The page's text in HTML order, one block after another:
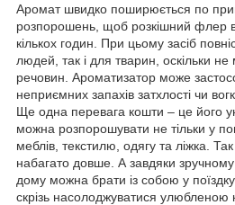
Аромат швидко поширюється по
розпорошень, щоб розкішний флер
кількох годин. При цьому засіб
людей, так і для тварин, оскільки не
речовин. Ароматизатор може
неприємних запахів затхлості чи
Ще одна перевага кошти – це його
можна розпорошувати не тільки у
меблів, текстилю, одягу та ліжка.
набагато довше. А завдяки
дому можна брати із собою у
скрізь насолоджуватися улюбленою